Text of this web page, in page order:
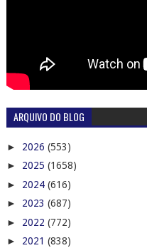
ARQUIVO DO BLOG
► 2026 (553)
► 2025 (1658)
► 2024 (616)
► 2023 (687)
► 2022 (772)
► 2021 (838)